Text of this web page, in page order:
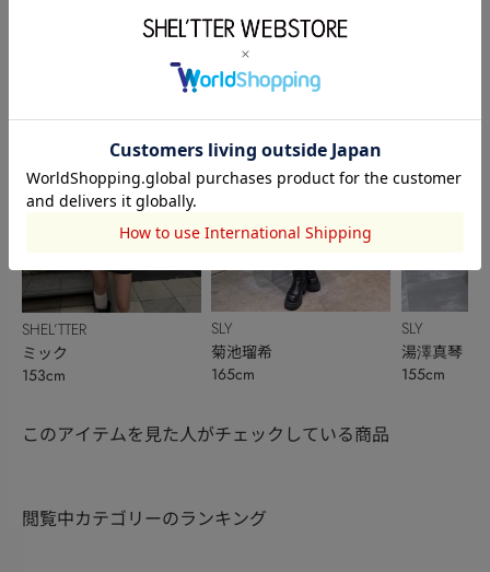
SHEL’TTER
ミック
153cm
Rio
165cm
SLY
菊池瑠希
165cm
SLY
湯澤真琴
155cm
このアイテムを見た人がチェックしている商品
閲覧中カテゴリーのランキング